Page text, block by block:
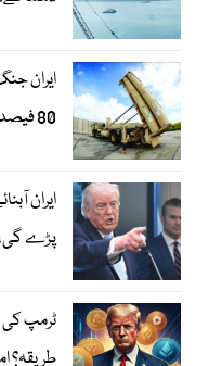
ایران
80 فیصد میزائل ختم ہوگئے، سی این این کا انکشاف
ایران
پڑے
ٹرمپ کی
طریقہ؟